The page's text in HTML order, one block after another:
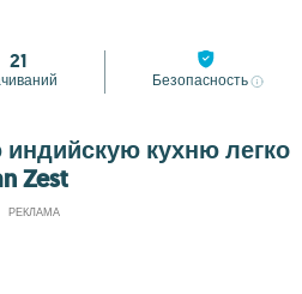
21
Безопасность
кухню легко
Zest
РЕКЛАМА